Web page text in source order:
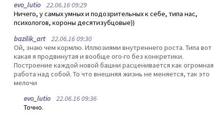
evo_lutio22.06.16 09:29
Ничего, у самых умных и подозрительных к себе, типа нас,
психологов, короны десятизубцовые))
bazilik_art22.06.16 09:30
Ой, знаю чем кормлю. Иллюзиями внутреннего роста. Типа вот
какая я продвинутая и вообще ого-го без конкретики.
Построение каждой новой башни расценивается как огромная
работа над собой. То что внешняя жизнь не меняется, так это
мелочи
evo_lutio22.06.16 09:36
Точно.